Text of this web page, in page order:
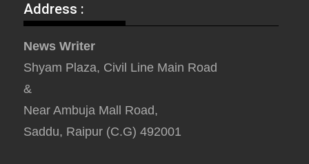
Address :
News Writer
Shyam Plaza, Civil Line Main Road
&
Near Ambuja Mall Road,
Saddu, Raipur (C.G) 492001